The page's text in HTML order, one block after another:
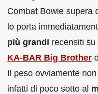
Combat Bowie supera
lo porta
più grandi recensiti su
KA-BAR Big Brother
Il peso ovviamente
infatti di poco sotto al